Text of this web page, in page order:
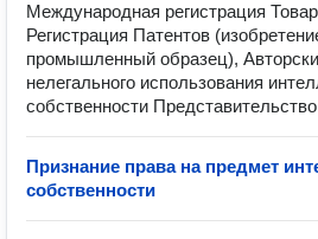
Международная регистрация
Регистрация Патентов
промышленный образец),
нелегального использования
собственности
Признание права на предмет
собственности